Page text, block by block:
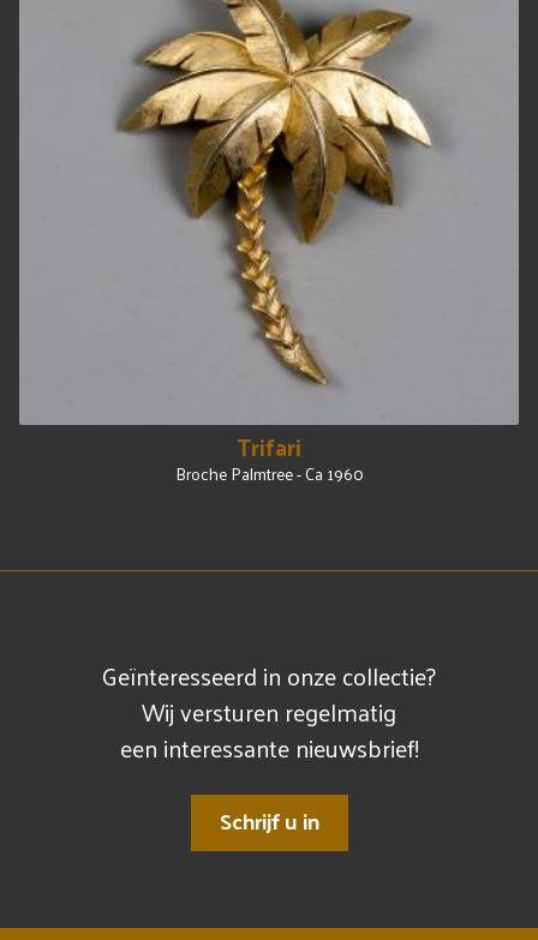
Trifari
Broche Palmtree - Ca 1960
Geïnteresseerd in onze collectie?
Wij versturen regelmatig
een interessante nieuwsbrief!
Schrijf u in